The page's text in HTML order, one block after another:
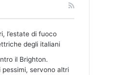
l’estate di fuoco
degli italiani
il Brighton.
pessimi, servono altri